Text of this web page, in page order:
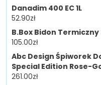
Danadim 400 EC 1L
52.90zł
B.Box Bidon Termiczny
105.00zł
Abc Design Śpiworek
Special Edition Rose-
261.00zł